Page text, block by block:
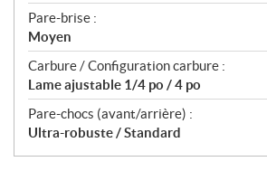
Pare-brise :
Moyen
Carbure / Configuration carbure :
Lame ajustable 1/4 po / 4 po
Pare-chocs (avant/arrière) :
Ultra-robuste / Standard